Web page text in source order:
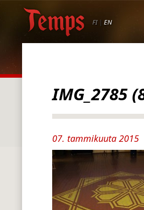
FI| EN
IMG_2785
07. tammikuuta 2015